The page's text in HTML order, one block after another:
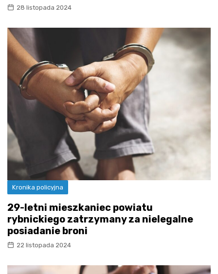
28 listopada 2024
Kronika policyjna
29-letni mieszkaniec powiatu
rybnickiego zatrzymany za nielegalne
posiadanie broni
22 listopada 2024